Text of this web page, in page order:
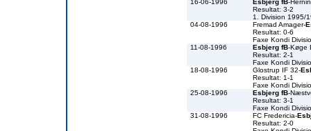
16-06-1996
Esbjerg fB-
Resultat: 3-2
1. Division 1995/
04-08-1996
Fremad Amager-
Resultat: 0-6
Faxe Kondi
11-08-1996
Esbjerg fB-Køge
Resultat: 2-1
Faxe Kondi
18-08-1996
Glostrup IF 32-
Resultat: 1-1
Faxe Kondi
25-08-1996
Esbjerg fB-
Resultat: 3-1
Faxe Kondi
31-08-1996
FC Fredericia-
Resultat: 2-0